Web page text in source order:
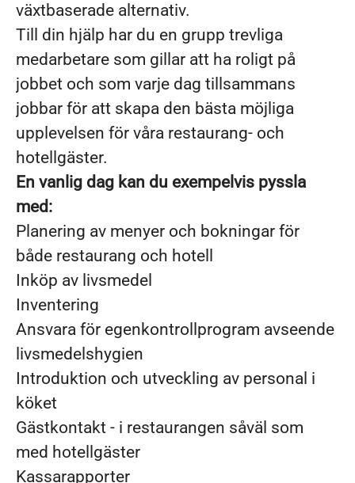
växtbaserade alternativ.
Till din hjälp har du en grupp trevliga
medarbetare som gillar att ha roligt på
jobbet och som varje dag tillsammans
jobbar för att skapa den bästa möjliga
upplevelsen för våra restaurang- och
hotellgäster.
En vanlig dag kan du exempelvis pyssla
med:
Planering av menyer och bokningar för
både restaurang och hotell
Inköp av livsmedel
Inventering
Ansvara för egenkontrollprogram avseende
livsmedelshygien
Introduktion och utveckling av personal i
köket
Gästkontakt - i restaurangen såväl som
med hotellgäster
Kassarapporter